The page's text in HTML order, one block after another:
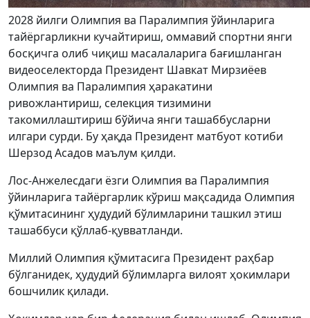
2028 йилги Олимпия ва Паралимпия ўйинларига
тайёргарликни кучайтириш, оммавий спортни янги
босқичга олиб чиқиш масалаларига бағишланган
видеоселекторда Президент Шавкат Мирзиёев
Олимпия ва Паралимпия ҳаракатини
ривожлантириш, селекция тизимини
такомиллаштириш бўйича янги ташаббусларни
илгари сурди. Бу ҳақда Президент матбуот котиби
Шерзод Асадов маълум қилди.
Лос-Анжелесдаги ёзги Олимпия ва Паралимпия
ўйинларига тайёргарлик кўриш мақсадида Олимпия
қўмитасининг ҳудудий бўлимларини ташкил этиш
ташаббуси қўллаб-қувватланди.
Миллий Олимпия қўмитасига Президент раҳбар
бўлганидек, ҳудудий бўлимларга вилоят ҳокимлари
бошчилик қилади.